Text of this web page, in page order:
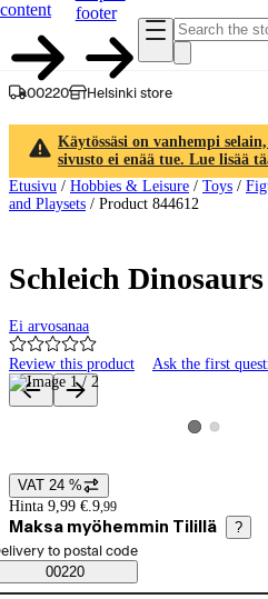
content
footer
00220 Helsinki store
Käytössäsi on vanhempi
sivusto ei enää tue. Lue lisää
Etusivu / Hobbies & Leisure / Toys /
and Playsets / Product 844612
Schleich
Ei arvosanaa
Review this product Ask the first
Product images and videos
View product
View product
Price details
VAT 24 %
Hinta 9,99 €. 9,99
Maksa myöhemmin Tilillä ?
Saatavuustiedot
order method
to postal code
00220